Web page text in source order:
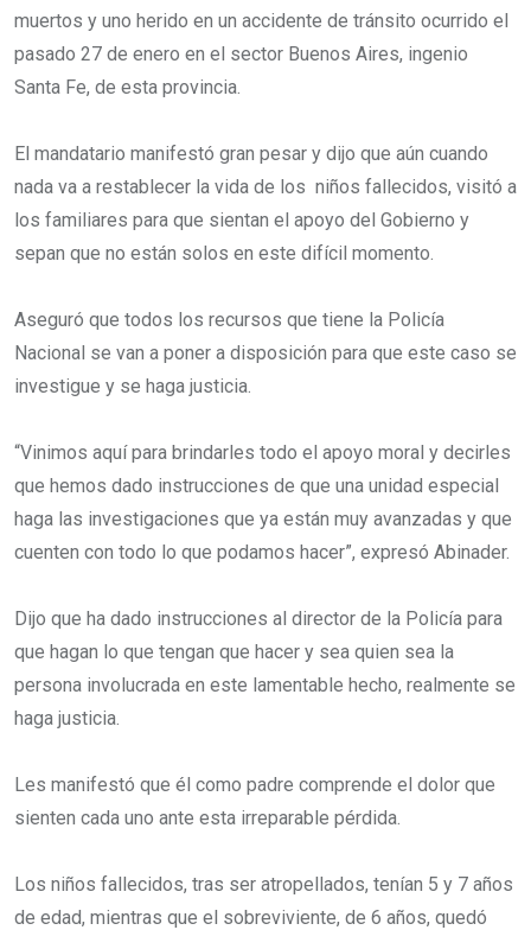
muertos y uno herido en un accidente de tránsito ocurrido el
pasado 27 de enero en el sector Buenos Aires, ingenio
Santa Fe, de esta provincia.
El mandatario manifestó gran pesar y dijo que aún cuando
nada va a restablecer la vida de los niños fallecidos, visitó a
los familiares para que sientan el apoyo del Gobierno y
sepan que no están solos en este difícil momento.
Aseguró que todos los recursos que tiene la Policía
Nacional se van a poner a disposición para que este caso se
investigue y se haga justicia.
“Vinimos aquí para brindarles todo el apoyo moral y decirles
que hemos dado instrucciones de que una unidad especial
haga las investigaciones que ya están muy avanzadas y que
cuenten con todo lo que podamos hacer”, expresó Abinader.
Dijo que ha dado instrucciones al director de la Policía para
que hagan lo que tengan que hacer y sea quien sea la
persona involucrada en este lamentable hecho, realmente se
haga justicia.
Les manifestó que él como padre comprende el dolor que
sienten cada uno ante esta irreparable pérdida.
Los niños fallecidos, tras ser atropellados, tenían 5 y 7 años
de edad, mientras que el sobreviviente, de 6 años, quedó